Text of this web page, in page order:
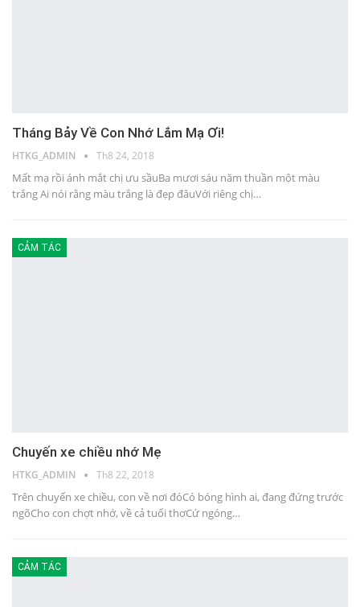
Tháng Bảy Về Con Nhớ Lắm Mạ Ơi!
HTKG_ADMIN Th8 24, 2018
Mất mạ rồi ánh mắt chị ưu sầuBa mươi sáu năm thuần một màu
trắng Ai nói rằng màu trắng là đẹp đâuVới riêng chị…
CẢM TÁC
Chuyến xe chiều nhớ Mẹ
HTKG_ADMIN Th8 22, 2018
Trên chuyến xe chiều, con về nơi đóCó bóng hình ai, đang đứng trước
ngõCho con chợt nhớ, về cả tuổi thơCứ ngóng…
CẢM TÁC